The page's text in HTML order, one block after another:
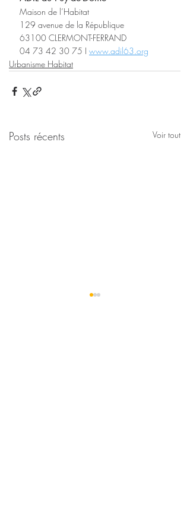
Maison de l’Habitat
129 avenue de la République
63100 CLERMONT-FERRAND
04 73 42 30 75 I www.adil63.org
Urbanisme Habitat
Posts récents Voir tout